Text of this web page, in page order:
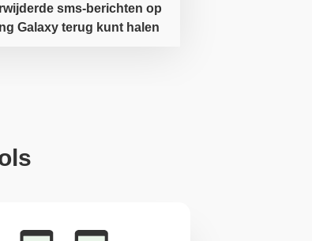
sms-berichten op
Galaxy terug kunt halen